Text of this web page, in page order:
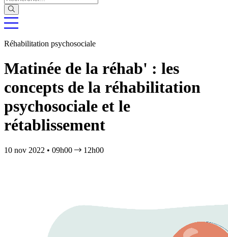
Réhabilitation psychosociale
Matinée de la réhab' : les
concepts de la réhabilitation
psychosociale et le
rétablissement
10 nov 2022 • 09h00 12h00